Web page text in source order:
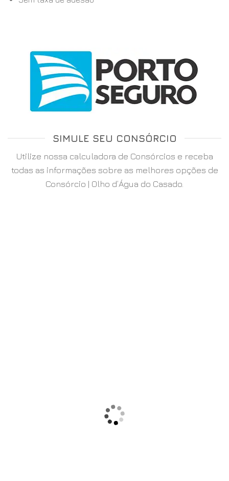
SIMULE SEU CONSÓRCIO
Utilize nossa calculadora de Consórcios e receba
todas as informações sobre as melhores opções de
Consórcio | Olho d’Água do Casado.